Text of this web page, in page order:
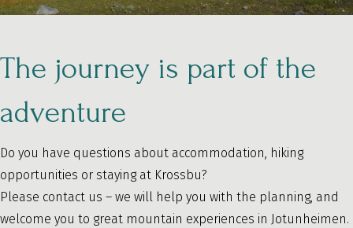
The journey is part of the
adventure
Do you have questions about accommodation, hiking
opportunities or staying at Krossbu?
Please contact us – we will help you with the planning, and
welcome you to great mountain experiences in Jotunheimen.